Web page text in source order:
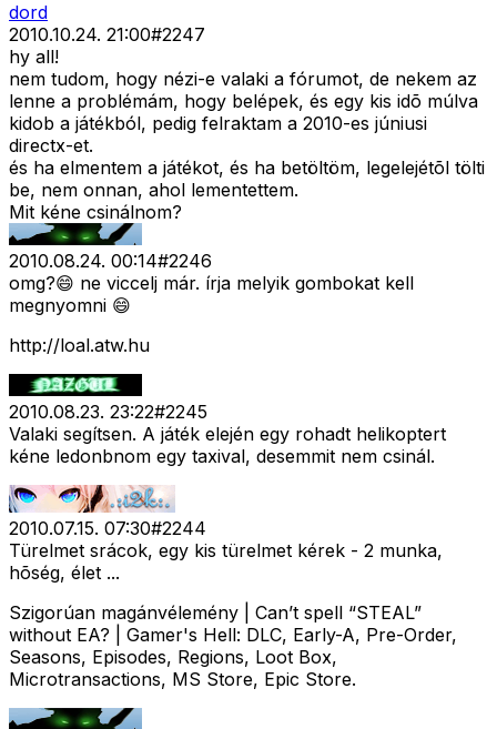
dord
2010.10.24. 21:00#2247
hy all!
nem tudom, hogy nézi-e valaki a fórumot, de nekem az
lenne a problémám, hogy belépek, és egy kis idõ múlva
kidob a játékból, pedig felraktam a 2010-es júniusi
directx-et.
és ha elmentem a játékot, és ha betöltöm, legelejétõl tölti
be, nem onnan, ahol lementettem.
Mit kéne csinálnom?
2010.08.24. 00:14#2246
omg?😄 ne viccelj már. írja melyik gombokat kell
megnyomni 😄
http://loal.atw.hu
2010.08.23. 23:22#2245
Valaki segítsen. A játék elején egy rohadt helikoptert
kéne ledonbnom egy taxival, desemmit nem csinál.
2010.07.15. 07:30#2244
Türelmet srácok, egy kis türelmet kérek - 2 munka,
hõség, élet ...
Szigorúan magánvélemény | Can’t spell “STEAL”
without EA? | Gamer's Hell: DLC, Early-A, Pre-Order,
Seasons, Episodes, Regions, Loot Box,
Microtransactions, MS Store, Epic Store.